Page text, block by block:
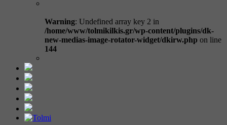
Warning: Undefined array key 2 in
/home/www/tolmikilkis.gr/wp-content/plugins/dk-
new-medias-image-rotator-widget/dkirw.php on line
144